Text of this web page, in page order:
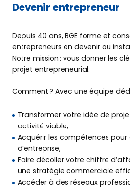
Devenir entrepreneur
Depuis 40 ans, BGE forme et
entrepreneurs en devenir ou
Notre mission : vous donner les
projet entrepreneurial.
Comment ? Avec une équipe
Transformer votre idée de
activité viable,
Acquérir les compétences pour
d’entreprise,
Faire décoller votre chiffre
une stratégie commerciale
Accéder à des réseaux